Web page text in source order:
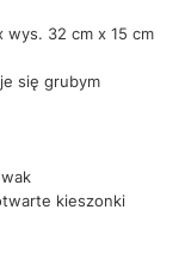
wys. 32 cm x 15 cm
się grubym
kieszonki